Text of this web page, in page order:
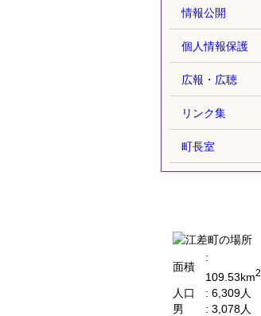
情報公開
個人情報保護
広報・広聴
リンク集
町長室
面積
:
109.53km2
人口 : 6,309人
男
: 3,078人